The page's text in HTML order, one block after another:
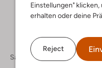
Einstellungen"
erhalten oder deine
Reject
Sale